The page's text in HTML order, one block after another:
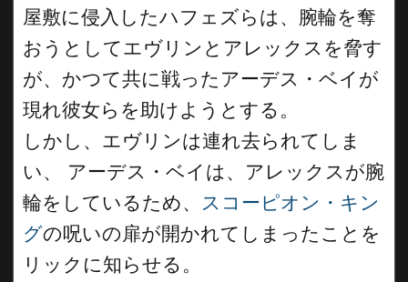
屋敷に侵入したハフェズらは、腕輪を奪
おうとしてエヴリンとアレックスを脅す
が、かつて共に戦ったアーデス・ベイが
現れ彼女らを助けようとする。
しかし、エヴリンは連れ去られてしま
い、 アーデス・ベイは、アレックスが腕
輪をしているため、
スコーピオン・キン
グの呪いの扉が開かれてしまったことを
リックに知らせる。